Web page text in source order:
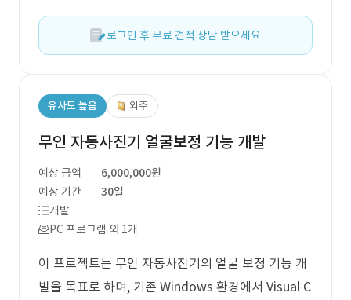
로그인 후 무료 견적 상담 받으세요.
유사도 높음 외주
무인 자동사진기 얼굴보정 기능 개발
예상 금액
6,000,000원
예상 기간
30일
개발
PC 프로그램 외 1개
이 프로젝트는 무인 자동사진기의 얼굴 보정 기능 개
발을 목표로 하며, 기존 Windows 환경에서 Visual C